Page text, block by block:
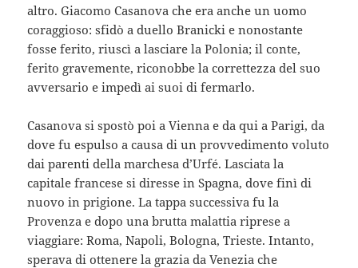
altro. Giacomo Casanova che era anche un uomo
coraggioso: sfidò a duello Branicki e nonostante
fosse ferito, riuscì a lasciare la Polonia; il conte,
ferito gravemente, riconobbe la correttezza del suo
avversario e impedì ai suoi di fermarlo.
Casanova si spostò poi a Vienna e da qui a Parigi, da
dove fu espulso a causa di un provvedimento voluto
dai parenti della marchesa d’Urfé. Lasciata la
capitale francese si diresse in Spagna, dove finì di
nuovo in prigione. La tappa successiva fu la
Provenza e dopo una brutta malattia riprese a
viaggiare: Roma, Napoli, Bologna, Trieste. Intanto,
sperava di ottenere la grazia da Venezia che